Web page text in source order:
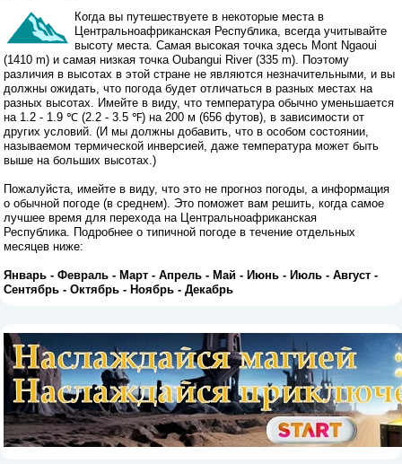
Когда вы путешествуете в некоторые места в
Центральноафриканская Республика, всегда учитывайте
высоту места. Самая высокая точка здесь Mont Ngaoui
(1410 m) и самая низкая точка Oubangui River (335 m). Поэтому
различия в высотах в этой стране не являются незначительными, и вы
должны ожидать, что погода будет отличаться в разных местах на
разных высотах. Имейте в виду, что температура обычно уменьшается
на 1.2 - 1.9 ℃ (2.2 - 3.5 ℉) на 200 м (656 футов), в зависимости от
других условий. (И мы должны добавить, что в особом состоянии,
называемом термической инверсией, даже температура может быть
выше на больших высотах.)
Пожалуйста, имейте в виду, что это не прогноз погоды, а информация
о обычной погоде (в среднем). Это поможет вам решить, когда самое
лучшее время для перехода на Центральноафриканская
Республика. Подробнее о типичной погоде в течение отдельных
месяцев ниже:
Январь -Февраль -Март -Апрель -Май -Июнь -Июль -Август -
Сентябрь -Октябрь -Ноябрь -Декабрь